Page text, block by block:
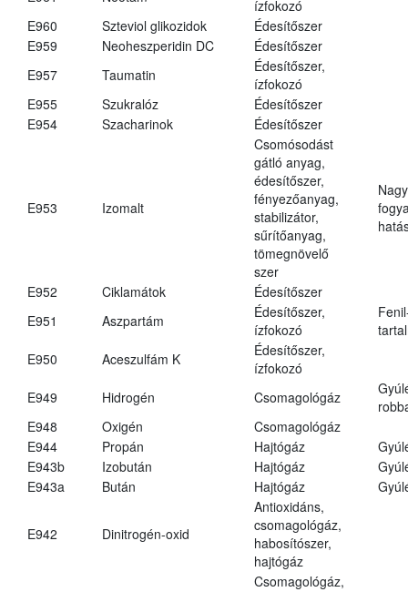
ízfokozó
E960
Szteviol glikozidok
Édesítőszer
E959
Neoheszperidin DC
Édesítőszer
E957
Taumatin
Édesítőszer,
ízfokozó
E955
Szukralóz
Édesítőszer
E954
Szacharinok Édesítőszer
E953 Izomalt
Csomósodást
gátló anyag,
édesítőszer,
fényezőanyag,
stabilizátor,
sűrítőanyag,
tömegnövelő
szer
E952 Ciklamátok
Édesítőszer
E951
Aszpartám
Édesítőszer,
ízfokozó
E950
Aceszulfám K
Édesítőszer,
ízfokozó
E949
Hidrogén Csomagológáz
E948
Oxigén
Csomagológáz
E944
Propán Hajtógáz
E943b
Izobután Hajtógáz
E943a
Bután Hajtógáz
E942 Dinitrogén-oxid
Antioxidáns,
csomagológáz,
habosítószer,
hajtógáz
Csomagológáz,